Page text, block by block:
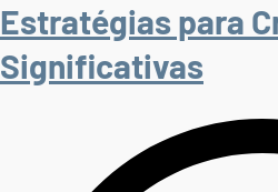
Estratégias para
Significativas